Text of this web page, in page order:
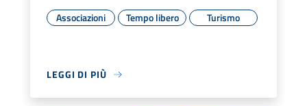
Associazioni Tempo libero Turismo
LEGGI DI PIÙ